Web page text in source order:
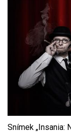
Snímek „Insania: